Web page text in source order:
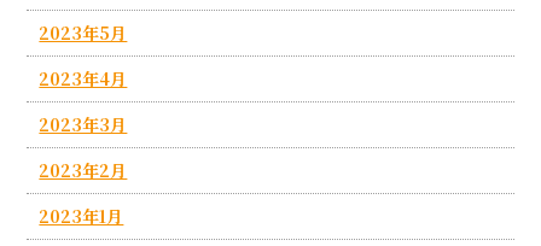
2023年5月
2023年4月
2023年3月
2023年2月
2023年1月